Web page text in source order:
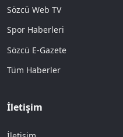
Sözcü Web TV
Spor Haberleri
Sözcü E-Gazete
Tüm Haberler
İletişim